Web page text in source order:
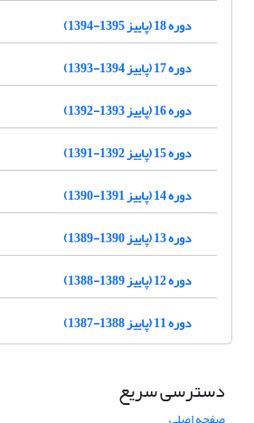
دوره 18 (پاییز 1395-1394)
دوره 17 (پاییز 1394-1393)
دوره 16 (پاییز 1393-1392)
دوره 15 (پاییز 1392-1391)
دوره 14 (پاییز 1391-1390)
دوره 13 (پاییز 1390-1389)
دوره 12 (پاییز 1389-1388)
دوره 11 (پاییز 1388-1387)
دسترسی سریع